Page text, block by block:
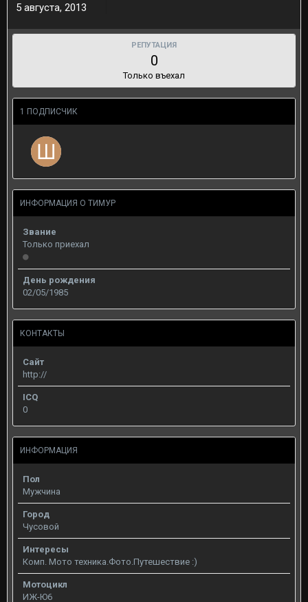
5 августа, 2013
РЕПУТАЦИЯ
0
Только въехал
1 ПОДПИСЧИК
ИНФОРМАЦИЯ О ТИМУР
Звание
Только приехал
День рождения
02/05/1985
КОНТАКТЫ
Сайт
http://
ICQ
0
ИНФОРМАЦИЯ
Пол
Мужчина
Город
Чусовой
Интересы
Комп. Мото техника.Фото.Путешествие :)
Мотоцикл
ИЖ-Ю6